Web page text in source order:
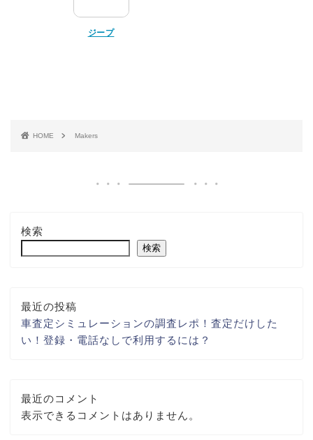
ジープ
HOME Makers
検索
検索
最近の投稿
車査定シミュレーションの調査レポ！査定だけした
い！登録・電話なしで利用するには？
最近のコメント
表示できるコメントはありません。